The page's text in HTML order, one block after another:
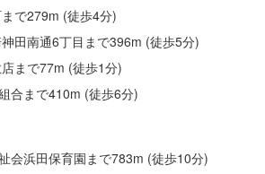
で279m (徒歩4分)
田南通6丁目まで396m (徒歩5分)
まで77m (徒歩1分)
合まで410m (徒歩6分)
会浜田保育園まで783m (徒歩10分)